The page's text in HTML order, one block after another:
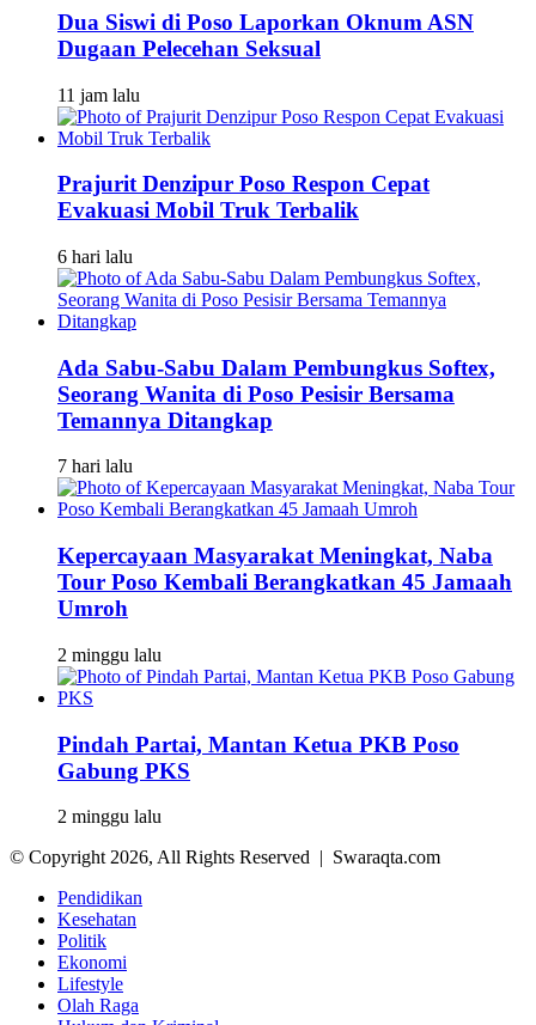
Dua Siswi di Poso Laporkan Oknum ASN
Dugaan Pelecehan Seksual
11 jam lalu
Prajurit Denzipur Poso Respon Cepat
Evakuasi Mobil Truk Terbalik
6 hari lalu
Ada Sabu-Sabu Dalam Pembungkus Softex,
Seorang Wanita di Poso Pesisir Bersama
Temannya Ditangkap
7 hari lalu
Kepercayaan Masyarakat Meningkat, Naba
Tour Poso Kembali Berangkatkan 45 Jamaah
Umroh
2 minggu lalu
Pindah Partai, Mantan Ketua PKB Poso
Gabung PKS
2 minggu lalu
© Copyright 2026, All Rights Reserved | Swaraqta.com
Pendidikan
Kesehatan
Politik
Ekonomi
Lifestyle
Olah Raga